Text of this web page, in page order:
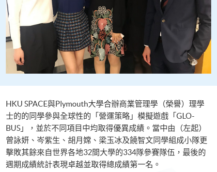
HKU SPACE與Plymouth大學合辦商業管理學（榮譽）理學
士的的同學參與全球性的「營運策略」模擬遊戲「GLO-
BUS」，並於不同項目中均取得優異成績。當中由（左起）
曾詠妍、岑紫生、胡月嫦、梁玉冰及饒智文同學組成小隊更
擊敗其餘來自世界各地32間大學的334隊參賽隊伍，最後的
週期成績統計表現卓越並取得總成績第一名。